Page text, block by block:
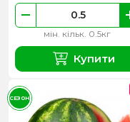
мін. кільк. 0.5кг
Купити
СЕЗОН